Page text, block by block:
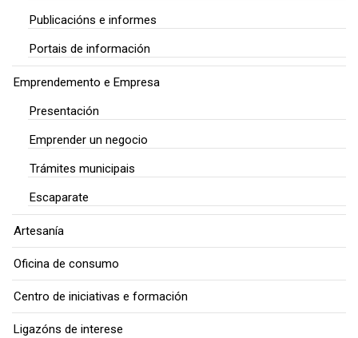
Publicacións e informes
Portais de información
Emprendemento e Empresa
Presentación
Emprender un negocio
Trámites municipais
Escaparate
Artesanía
Oficina de consumo
Centro de iniciativas e formación
Ligazóns de interese